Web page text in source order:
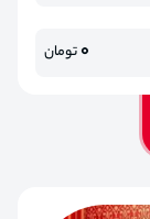
0تومان